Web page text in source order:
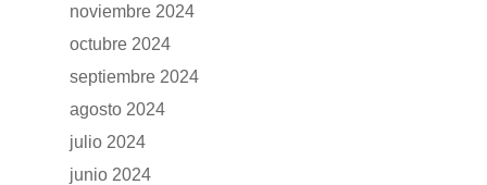
noviembre 2024
octubre 2024
septiembre 2024
agosto 2024
julio 2024
junio 2024